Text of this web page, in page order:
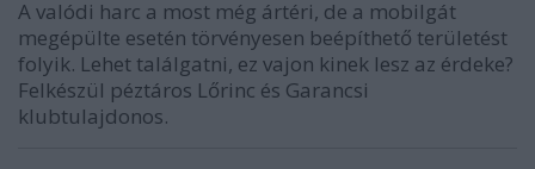
A valódi harc a most még ártéri, de a mobilgát
megépülte esetén törvényesen beépíthető területést
folyik. Lehet találgatni, ez vajon kinek lesz az érdeke?
Felkészül péztáros Lőrinc és Garancsi
klubtulajdonos.